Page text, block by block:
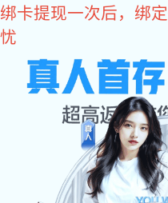
星空真人
您好，欢迎您光临星空真人商城！
星空真人
come2time.com
网站星空真人